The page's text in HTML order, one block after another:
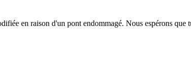
en raison d'un pont endommagé. Nous espérons que